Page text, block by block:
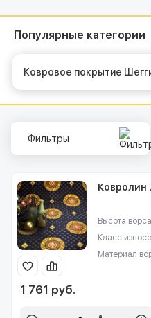
Популярные категории
Ковровое покрытие
Фильтры
Ковролин
Высота
Класс
Материал
1 761 руб.